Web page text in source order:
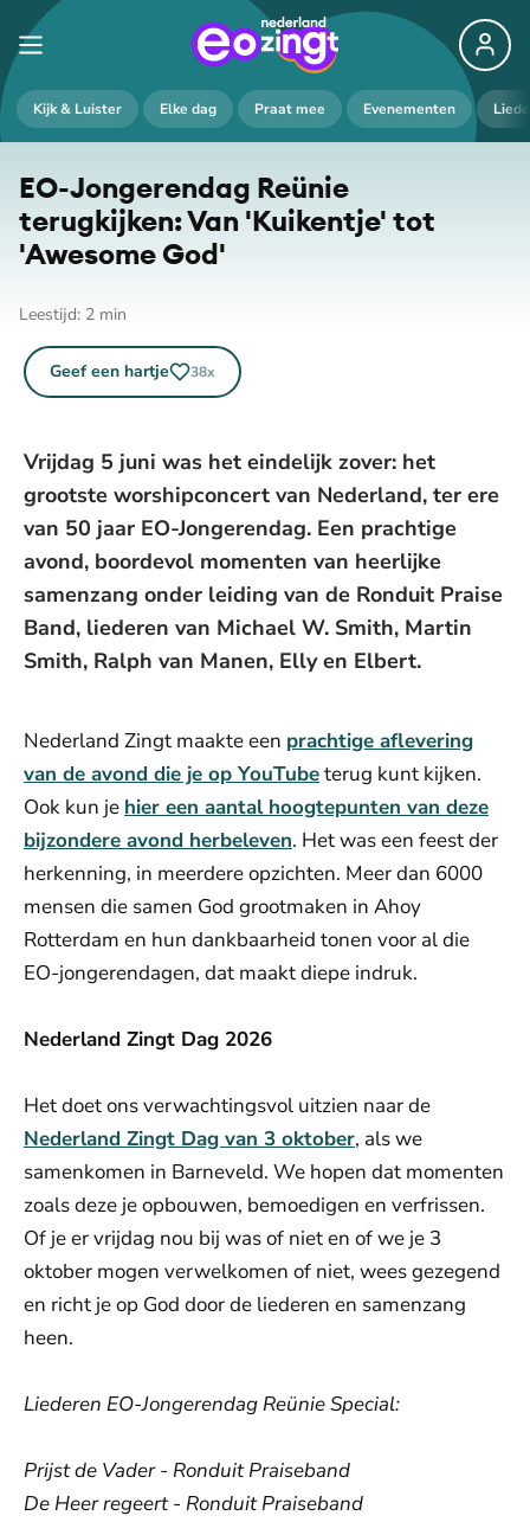
Kijk & Luister Elke dag Praat mee Evenementen
De weergave van deze video vereist jouw
toestemming voor social media cookies.
EO-Jongerendag Reünie
terugkijken: Van 'Kuikentje' tot
'Awesome God'
Leestijd: 2 min
Geef een hartje 38x
Vrijdag 5 juni was het eindelijk zover: het
grootste worshipconcert van Nederland, ter ere
van 50 jaar EO-Jongerendag. Een prachtige
avond, boordevol momenten van heerlijke
samenzang onder leiding van de Ronduit Praise
Band, liederen van Michael W. Smith, Martin
Smith, Ralph van Manen, Elly en Elbert.
Nederland Zingt maakte een prachtige aflevering
van de avond die je op YouTubeterug kunt kijken.
Ook kun je hier een aantal hoogtepunten van deze
bijzondere avond herbeleven. Het was een feest der
herkenning, in meerdere opzichten. Meer dan 6000
mensen die samen God grootmaken in Ahoy
Rotterdam en hun dankbaarheid tonen voor al die
EO-jongerendagen, dat maakt diepe indruk.
Nederland Zingt Dag 2026
Het doet ons verwachtingsvol uitzien naar de
Nederland Zingt Dag van 3 oktober, als we
samenkomen in Barneveld. We hopen dat momenten
zoals deze je opbouwen, bemoedigen en verfrissen.
Of je er vrijdag nou bij was of niet en of we je 3
oktober mogen verwelkomen of niet, wees gezegend
en richt je op God door de liederen en samenzang
heen.
Liederen EO-Jongerendag Reünie Special:
Prijst de Vader - Ronduit Praiseband
De Heer regeert - Ronduit Praiseband